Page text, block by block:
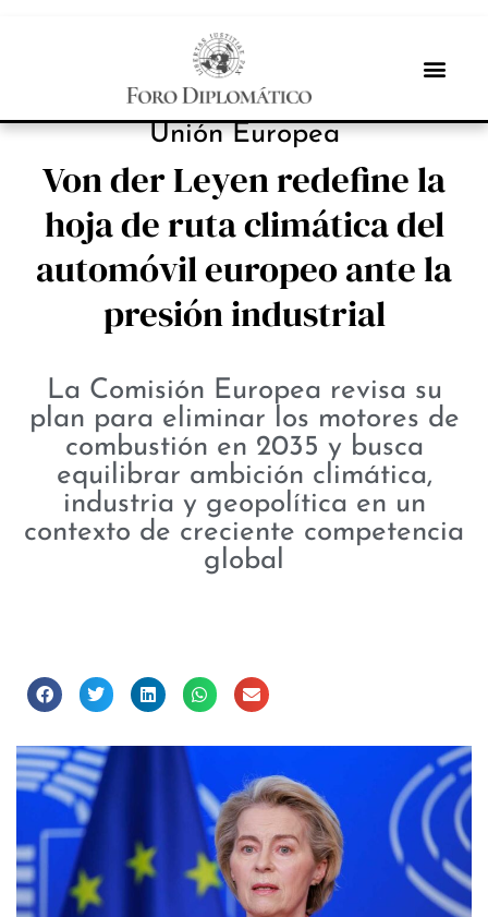
PROTAGONISTAS
Unión Europea
Von der Leyen redefine la
hoja de ruta climática del
automóvil europeo ante la
presión industrial
La Comisión Europea revisa su
plan para eliminar los motores de
combustión en 2035 y busca
equilibrar ambición climática,
industria y geopolítica en un
contexto de creciente competencia
global